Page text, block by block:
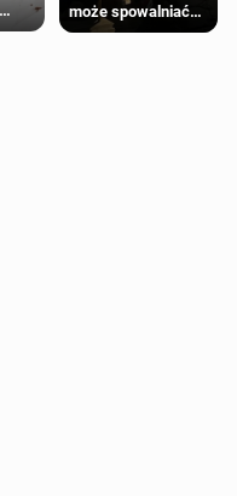
może spowalniać
starzenie